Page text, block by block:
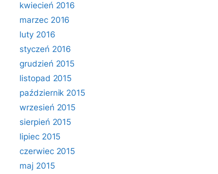
kwiecień 2016
marzec 2016
luty 2016
styczeń 2016
grudzień 2015
listopad 2015
październik 2015
wrzesień 2015
sierpień 2015
lipiec 2015
czerwiec 2015
maj 2015